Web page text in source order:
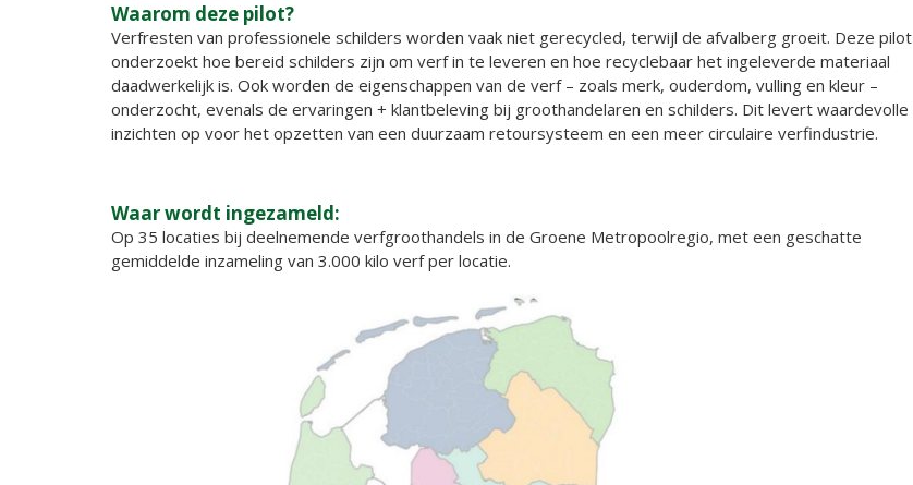
Waarom deze pilot?
Verfresten van professionele schilders worden vaak niet gerecycled, terwijl de afvalberg groeit. Deze pilot
onderzoekt hoe bereid schilders zijn om verf in te leveren en hoe recyclebaar het ingeleverde materiaal
daadwerkelijk is. Ook worden de eigenschappen van de verf – zoals merk, ouderdom, vulling en kleur –
onderzocht, evenals de ervaringen + klantbeleving bij groothandelaren en schilders. Dit levert waardevolle
inzichten op voor het opzetten van een duurzaam retoursysteem en een meer circulaire verfindustrie.
Waar wordt ingezameld:
Op 35 locaties bij deelnemende verfgroothandels in de Groene Metropoolregio, met een geschatte
gemiddelde inzameling van 3.000 kilo verf per locatie.